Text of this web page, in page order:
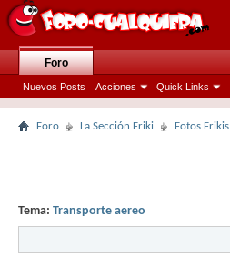
Foro
Nuevos Posts Acciones Quick Links
Foro La Sección Friki Fotos Frikis
Tema: Transporte aereo